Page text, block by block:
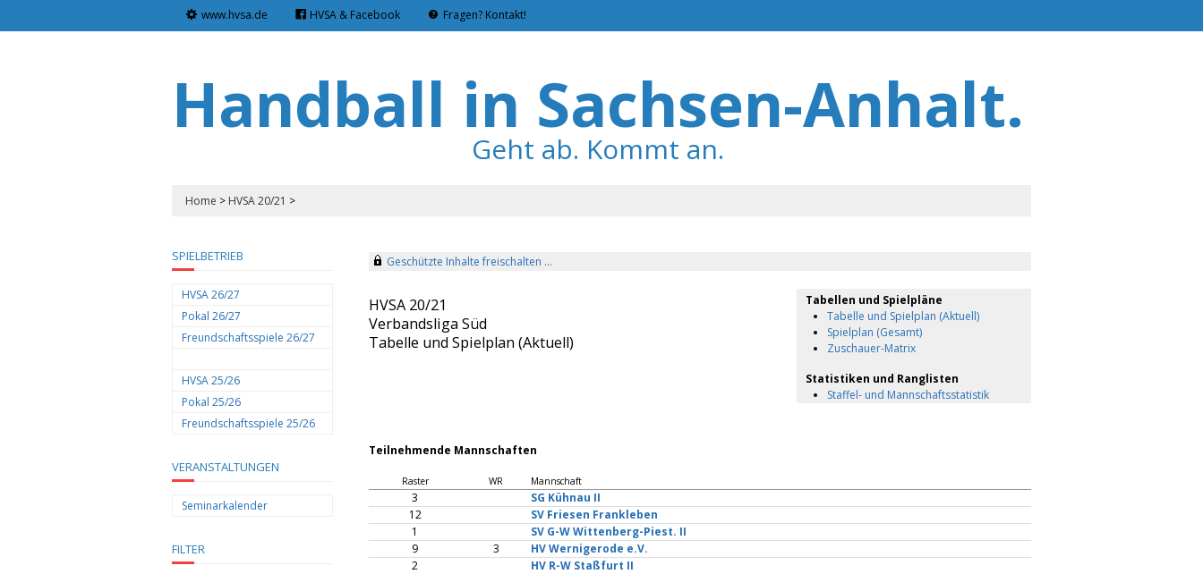
www.hvsa.de HVSA & Facebook Fragen? Kontakt!
Handball in Sachsen-Anhalt.
Geht ab. Kommt an.
Home > HVSA 20/21 >
SPIELBETRIEB
HVSA 26/27
Pokal 26/27
Freundschaftsspiele 26/27
HVSA 25/26
Pokal 25/26
Freundschaftsspiele 25/26
VERANSTALTUNGEN
Seminarkalender
FILTER
Geschützte Inhalte freischalten ...
HVSA 20/21
Verbandsliga Süd
Tabelle und Spielplan (Aktuell)
Tabellen und Spielpläne
Tabelle und Spielplan (Aktuell)
Spielplan (Gesamt)
Zuschauer-Matrix
Statistiken und Ranglisten
Staffel- und Mannschaftsstatistik
Teilnehmende Mannschaften
Raster WR Mannschaft
3
SG Kühnau II
12
SV Friesen Frankleben
1
SV G-W Wittenberg-Piest. II
9
3
HV Wernigerode e.V.
2
HV R-W Staßfurt II